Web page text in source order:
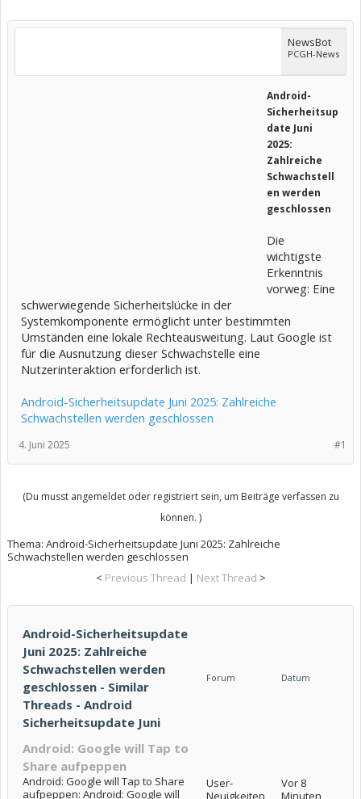
NewsBot
PCGH-News
Android-
Sicherheitsup
date Juni
2025:
Zahlreiche
Schwachstell
en werden
geschlossen
Die
wichtigste
Erkenntnis
vorweg: Eine
schwerwiegende Sicherheitslücke in der
Systemkomponente ermöglicht unter bestimmten
Umständen eine lokale Rechteausweitung. Laut Google ist
für die Ausnutzung dieser Schwachstelle eine
Nutzerinteraktion erforderlich ist.
Android-Sicherheitsupdate Juni 2025: Zahlreiche
Schwachstellen werden geschlossen
#1
4. Juni 2025
(Du musst angemeldet oder registriert sein, um Beiträge verfassen zu
können. )
Thema: Android-Sicherheitsupdate Juni 2025: Zahlreiche
Schwachstellen werden geschlossen
< Previous Thread | Next Thread >
Android-Sicherheitsupdate
Juni 2025: Zahlreiche
Schwachstellen werden
geschlossen - Similar
Threads - Android
Sicherheitsupdate Juni
Forum Datum
Android: Google will Tap to
Share aufpeppen
Android: Google will Tap to Share
aufpeppen: Android: Google will
User-
Neuigkeiten
Vor 8
Minuten